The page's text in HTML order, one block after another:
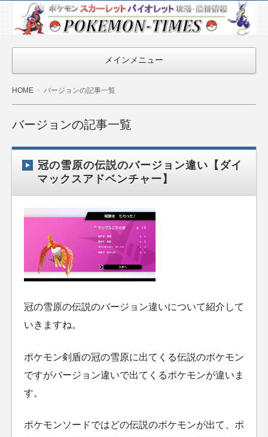
ポケモン最新
情報まとめ
『POKEMON-
TIMES』
メインメニュー
HOME バージョンの記事一覧
バージョンの記事一覧
冠の雪原の伝説のバージョン違い【ダイ
マックスアドベンチャー】
冠の雪原の伝説のバージョン違いについて紹介して
いきますね。
ポケモン剣盾の冠の雪原に出てくる伝説のポケモン
ですがバージョン違いで出てくるポケモンが違いま
す。
ポケモンソードではどの伝説のポケモンが出て、ポ